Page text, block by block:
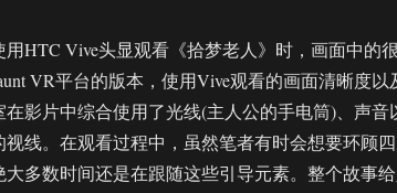
HTC Vive头显观看《拾梦老人》时，画面中的
VR平台的版本，使用Vive观看的画面清晰度以
在影片中综合使用了光线(主人公的手电筒)、声音
线。在观看过程中，虽然笔者有时会想要环顾
多数时间还是在跟随这些引导元素。整个故事